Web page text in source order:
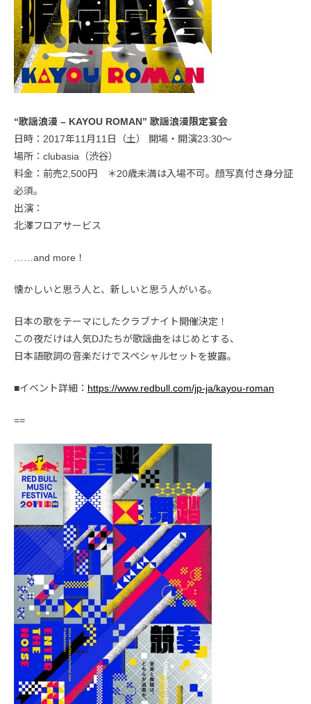
“歌謡浪漫 – KAYOU ROMAN” 歌謡浪漫限定宴会
日時：2017年11月11日（土） 開場・開演23:30〜
場所：clubasia（渋谷）
料金：前売2,500円 ＊20歳未満は入場不可。顔写真付き身分証
必須。
出演：
北澤フロアサービス
……and more！
懐かしいと思う人と、新しいと思う人がいる。
日本の歌をテーマにしたクラブナイト開催決定！
この夜だけは人気DJたちが歌謡曲をはじめとする、
日本語歌詞の音楽だけでスペシャルセットを披露。
■イベント詳細： https://www.redbull.com/jp-ja/kayou-roman
==